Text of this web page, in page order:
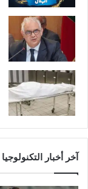
آخر أخبار التكنولوجيا